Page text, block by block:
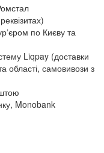
по Києву та
Liqpay (доставки
області, самовивози з
Monobank